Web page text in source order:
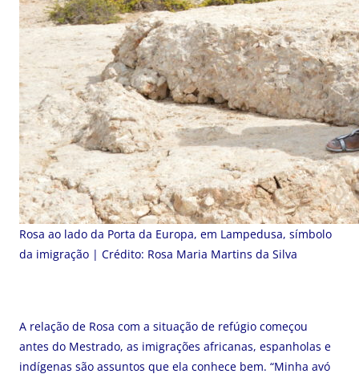
Rosa ao lado da Porta da Europa, em Lampedusa, símbolo
da imigração | Crédito: Rosa Maria Martins da Silva
A relação de Rosa com a situação de refúgio começou
antes do Mestrado, as imigrações africanas, espanholas e
indígenas são assuntos que ela conhece bem. “Minha avó